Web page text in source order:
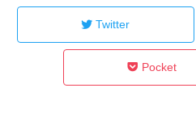
Twitter
Pocket